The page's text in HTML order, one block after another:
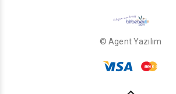
© Agent Yazılım